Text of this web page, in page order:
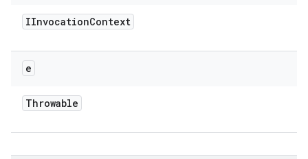
IInvocationContext
e
Throwable